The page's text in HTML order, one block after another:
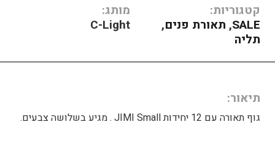
קטגוריות:
SALE
, תאורת פנים,
תליה
מותג:
C-Light
תיאור
גוף תאורה עם 12 יחידות JIMI Small . מגיע בשלושה צבעים.